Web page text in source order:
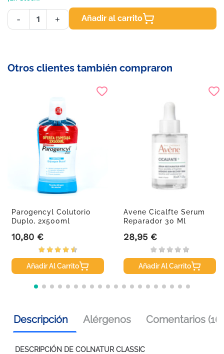
- + Añadir al carrito
Otros clientes también compraron
Parogencyl Colutorio
Duplo, 2x500ml
Precio
10,80 €
Añadir Al Carrito
Avene Cicalfte Serum
Reparador 30 Ml
Precio
28,95 €
Añadir Al Carrito
Descripción Alérgenos Comentarios (16)
DESCRIPCIÓN DE COLNATUR CLASSIC